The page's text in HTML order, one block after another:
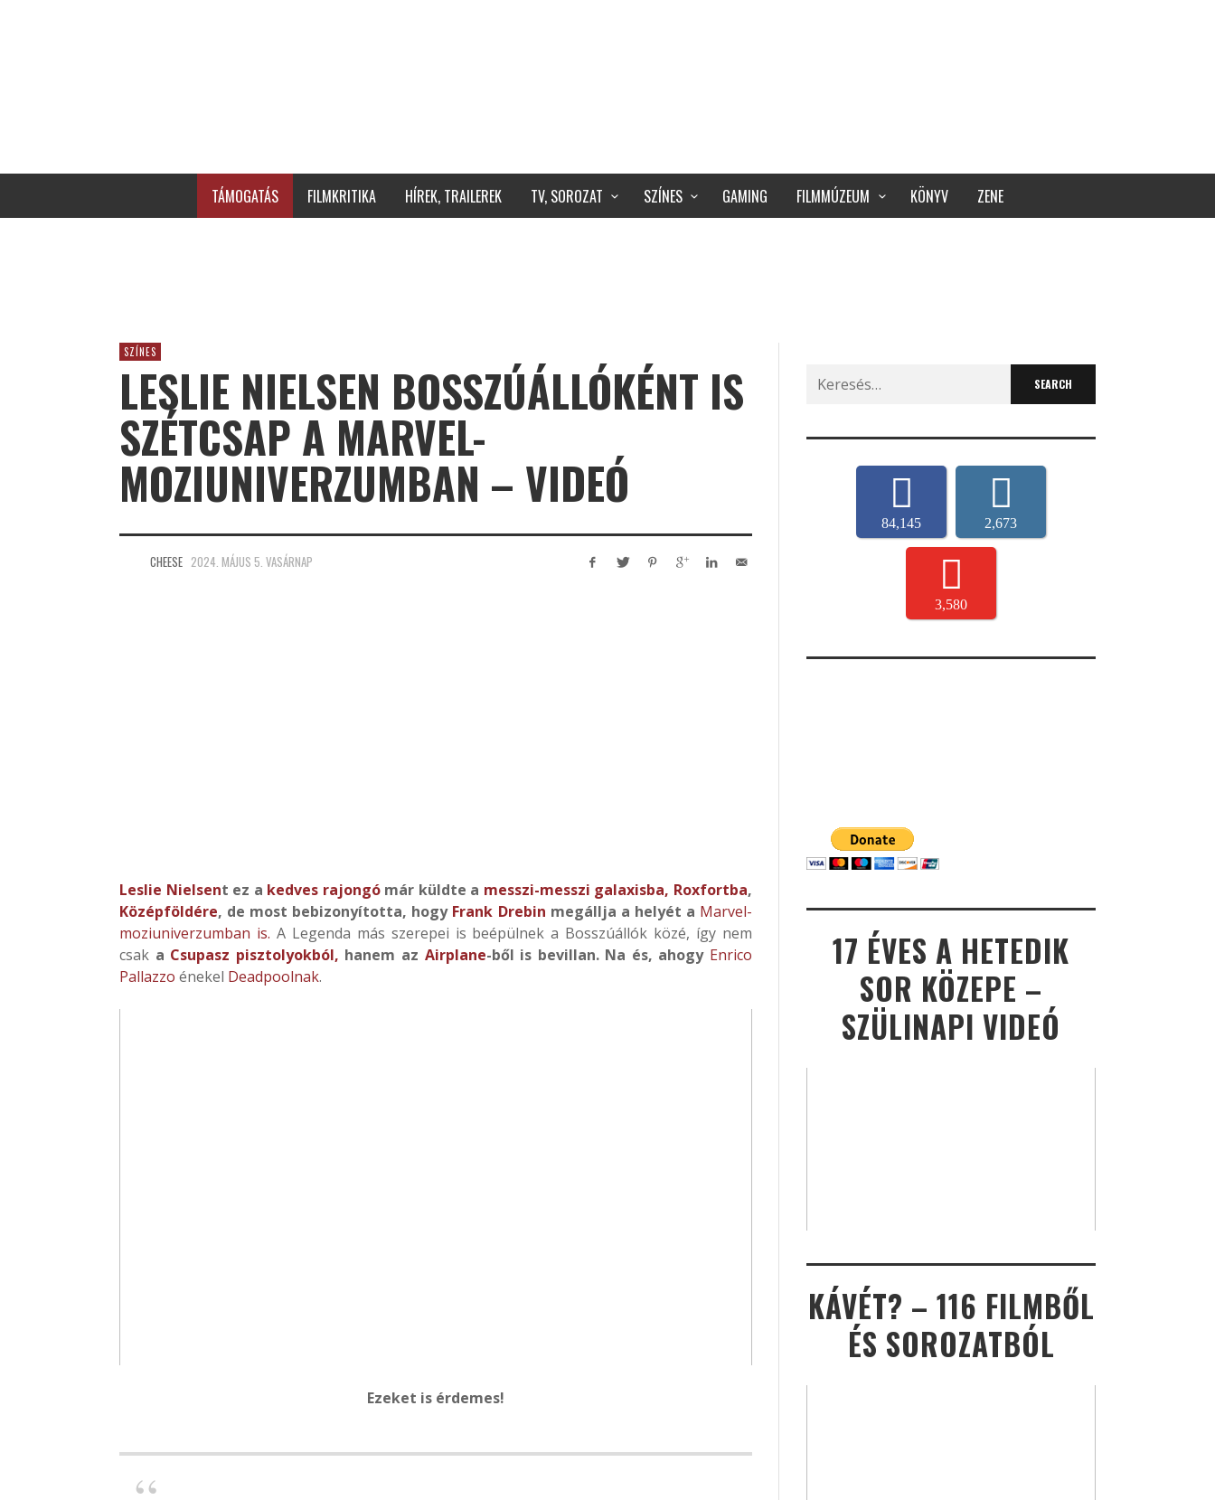
TÁMOGATÁS FILMKRITIKA HÍREK, TRAILEREK TV, SOROZAT SZÍNES GAMING FILMMÚZEUM KÖNYV ZENE
SZÍNES
LESLIE NIELSEN BOSSZÚÁLLÓKÉNT IS
SZÉTCSAP A MARVEL-
MOZIUNIVERZUMBAN – VIDEÓ
CHEESE 2024. MÁJUS 5. VASÁRNAP
Leslie Nielsent ez a kedves rajongómár küldte a messzi-messzi galaxisba, Roxfortba,
Középföldére, de most bebizonyította, hogy Frank Drebin megállja a helyét a Marvel-
moziuniverzumban is. A Legenda más szerepei is beépülnek a Bosszúállók közé, így nem
csak a Csupasz pisztolyokból, hanem az Airplane-ből is bevillan. Na és, ahogy Enrico
Pallazzo énekel Deadpoolnak.
Ezeket is érdemes!
Search
for:
84,145 2,673
3,580
17 ÉVES A HETEDIK
SOR KÖZEPE –
SZÜLINAPI VIDEÓ
KÁVÉT? – 116 FILMBŐL
ÉS SOROZATBÓL